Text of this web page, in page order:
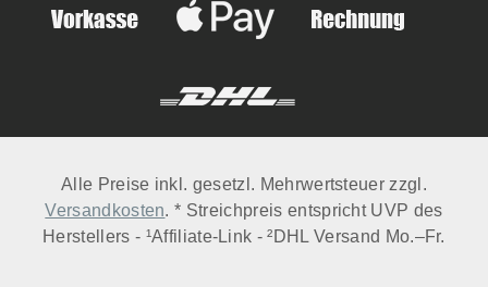
Alle Preise inkl. gesetzl. Mehrwertsteuer zzgl.
Versandkosten. * Streichpreis entspricht UVP des
Herstellers - ¹Affiliate-Link - ²DHL Versand Mo.–Fr.